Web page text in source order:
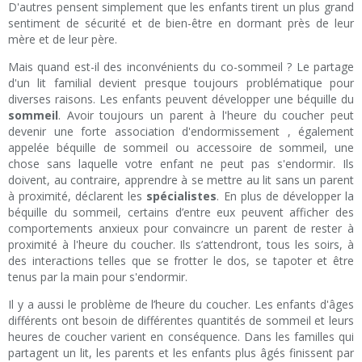
D'autres pensent simplement que les enfants tirent un plus grand
sentiment de sécurité et de bien-être en dormant près de leur
mère et de leur père.
Mais quand est-il des inconvénients du co-sommeil ? Le partage
d'un lit familial devient presque toujours problématique pour
diverses raisons. Les enfants peuvent développer une béquille du
sommeil. Avoir toujours un parent à l'heure du coucher peut
devenir une forte association d'endormissement , également
appelée béquille de sommeil ou accessoire de sommeil, une
chose sans laquelle votre enfant ne peut pas s'endormir. Ils
doivent, au contraire, apprendre à se mettre au lit sans un parent
à proximité, déclarent les spécialistes. En plus de développer la
béquille du sommeil, certains d’entre eux peuvent afficher des
comportements anxieux pour convaincre un parent de rester à
proximité à l'heure du coucher. Ils s’attendront, tous les soirs, à
des interactions telles que se frotter le dos, se tapoter et être
tenus par la main pour s'endormir.
Il y a aussi le problème de l’heure du coucher. Les enfants d'âges
différents ont besoin de différentes quantités de sommeil et leurs
heures de coucher varient en conséquence. Dans les familles qui
partagent un lit, les parents et les enfants plus âgés finissent par